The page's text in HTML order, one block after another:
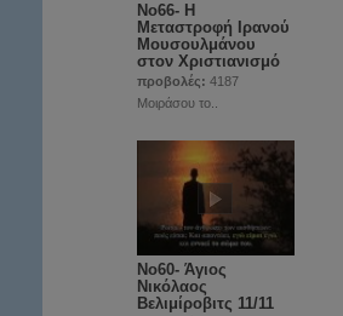
Νο66- Η
Μεταστροφή Ιρανού
Μουσουλμάνου
στον Χριστιανισμό
προβολές: 4187
Μοιράσου το..
Νο60- Άγιος
Νικόλαος
Βελιμίροβιτς 11/11